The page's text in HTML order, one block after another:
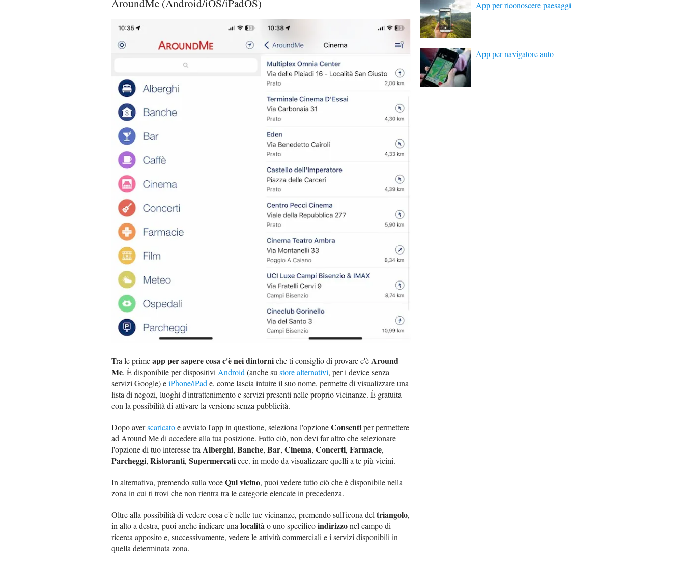
AroundMe (Android/iOS/iPadOS)
Tra le primeapp per sapere cosa c'è nei dintorniche ti consiglio di provare c'èAround
Me. È disponibile per dispositivi Android (anche su store alternativi, per i device senza
servizi Google) eiPhone/iPad e, come lascia intuire il suo nome, permette di visualizzare una
lista di negozi, luoghi d'intrattenimento e servizi presenti nelle proprio vicinanze. È gratuita
con la possibilità di attivare la versione senza pubblicità.
Dopo averscaricatoe avviato l'app in questione, seleziona l'opzioneConsentiper permettere
ad Around Me di accedere alla tua posizione. Fatto ciò, non devi far altro che selezionare
l'opzione di tuo interesse tra Alberghi, Banche, Bar, Cinema, Concerti, Farmacie,
Parcheggi, Ristoranti, Supermercatiecc. in modo da visualizzare quelli a te più vicini.
In alternativa, premendo sulla voceQui vicino, puoi vedere tutto ciò che è disponibile nella
zona in cui ti trovi che non rientra tra le categorie elencate in precedenza.
Oltre alla possibilità di vedere cosa c'è nelle tue vicinanze, premendo sull'icona del triangolo,
in alto a destra, puoi anche indicare una localitào uno specificoindirizzonel campo di
ricerca apposito e, successivamente, vedere le attività commerciali e i servizi disponibili in
quella determinata zona.
App per riconoscere paesaggi
App per navigatore auto